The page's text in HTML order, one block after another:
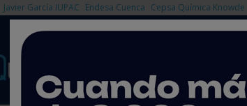
Javier García IUPAC Endesa Cuenca Cepsa Química Knowde